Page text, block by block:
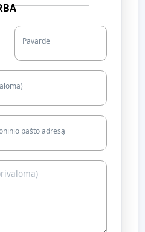
Pavardė
pašto adresą